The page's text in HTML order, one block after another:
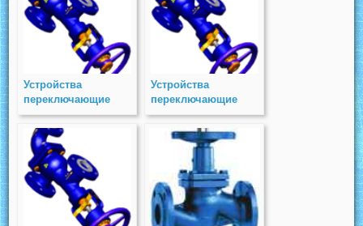
Устройства
переключающие
(ПУ) PN 40
Устройства
переключающие
(ПУ) PN 6